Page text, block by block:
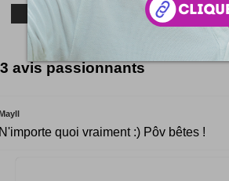
3 avis passionnants
quoi vraiment :) Pôv bêtes !